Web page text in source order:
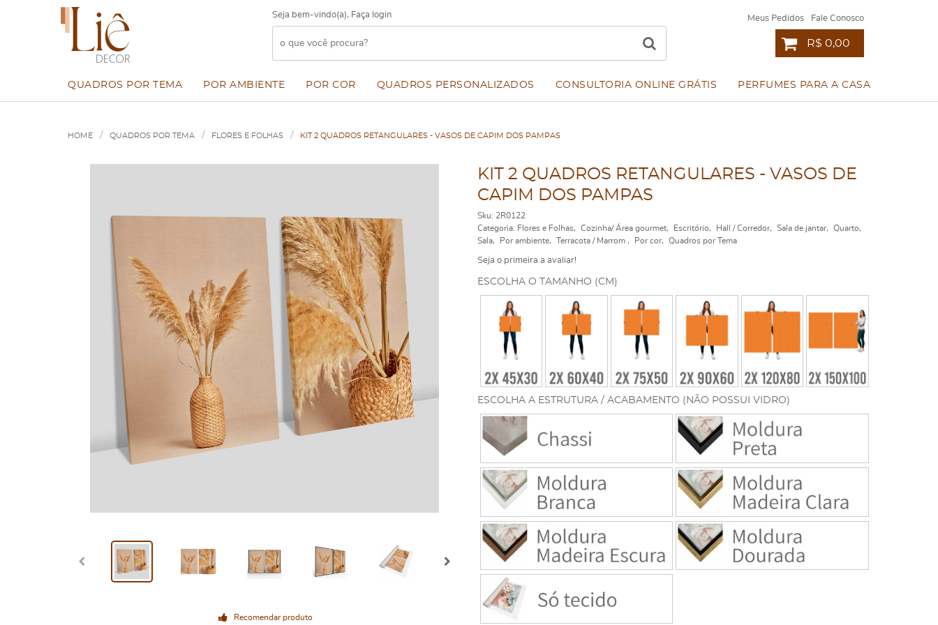
Seja bem-vindo(a), Faça login Meus Pedidos Fale Conosco
R$ 0,00
QUADROS POR TEMA POR AMBIENTE POR COR QUADROS PERSONALIZADOS CONSULTORIA ONLINE GRÁTIS PERFUMES PARA A CASA
HOME QUADROS POR TEMA FLORES E FOLHAS KIT 2 QUADROS RETANGULARES - VASOS DE CAPIM DOS PAMPAS
Recomendar produto
KIT 2 QUADROS RETANGULARES - VASOS DE
CAPIM DOS PAMPAS
Sku: 2R0122
Categoria: Flores e Folhas Cozinha/ Área gourmet Escritório Hall / Corredor Sala de jantar
Quarto
Sala
Por ambiente Terracota / Marrom Por cor Quadros por Tema
Seja o primeira a avaliar!
ESCOLHA A ESTRUTURA / ACABAMENTO (NÃO POSSUI VIDRO)
ESCOLHA O TAMANHO (CM)